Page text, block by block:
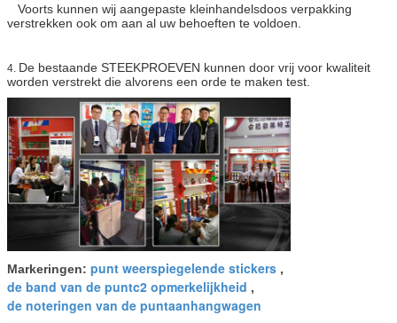
Voorts kunnen wij aangepaste kleinhandelsdoos verpakking
verstrekken ook om aan al uw behoeften te voldoen.
4. De bestaande STEEKPROEVEN kunnen door vrij voor kwaliteit
worden verstrekt die alvorens een orde te maken test.
Markeringen: punt weerspiegelende stickers ,
de band van de puntc2 opmerkelijkheid ,
de noteringen van de puntaanhangwagen